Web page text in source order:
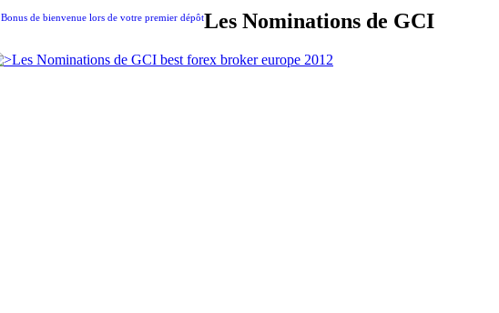
Bonus de bienvenue lors de votre premier dépôtLes Nominations de GCI